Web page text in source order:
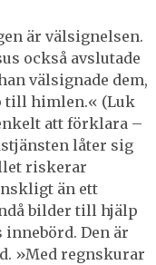
är välsignelsen.
också avslutade
välsignade dem,
till himlen.« (Luk
att förklara –
låter sig
riskerar
än ett
bilder till hjälp
innebörd. Den är
»Med regnskurar